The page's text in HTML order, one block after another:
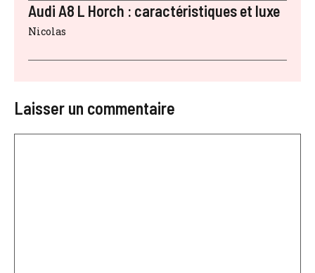
Audi A8 L Horch : caractéristiques et luxe
Nicolas
Laisser un commentaire